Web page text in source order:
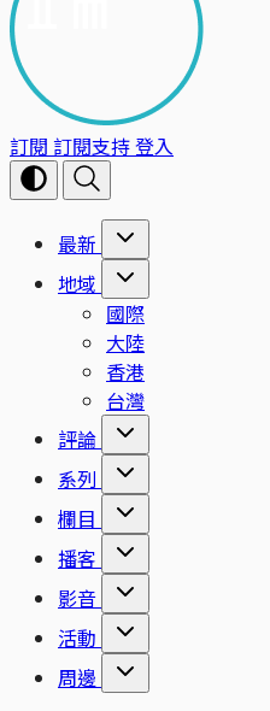
訂閱 訂閱支持登入
最新
地域
國際
大陸
香港
台灣
評論
系列
欄目
播客
影音
活動
周邊